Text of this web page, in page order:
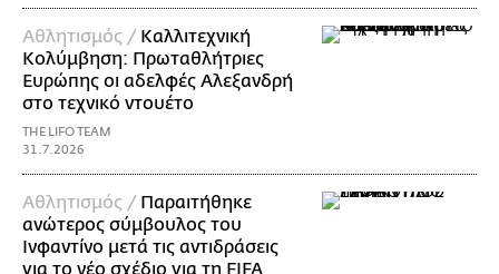
Αθλητισμός / Καλλιτεχνική
Κολύμβηση: Πρωταθλήτριες
Ευρώπης οι αδελφές Αλεξανδρή
στο τεχνικό ντουέτο
THE LIFO TEAM
31.7.2026
Αθλητισμός / Παραιτήθηκε
ανώτερος σύμβουλος του
Ινφαντίνο μετά τις αντιδράσεις
για το νέο σχέδιο για τη FIFA